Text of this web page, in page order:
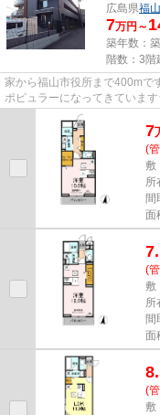
広島県福
7万円～
築年数：
階数：3階
家から福山市役所まで400mで
ポピュラーになってきていま
分に駅があります☆インターネ
7
(
敷
所
間
面
(
敷
所
間
面
(
敷